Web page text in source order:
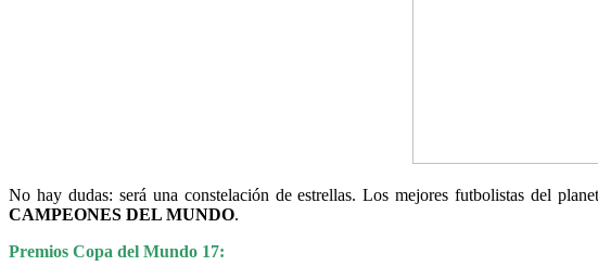
No hay dudas: será una constelación de estrellas. Los mejores futbolistas del
CAMPEONES DEL MUNDO.
Premios Copa del Mundo 17: